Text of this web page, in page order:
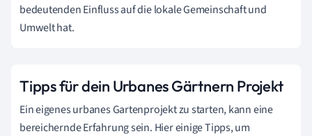
bedeutenden Einfluss auf die lokale Gemeinschaft und
Umwelt hat.
Tipps für dein Urbanes Gärtnern Projekt
Ein eigenes urbanes Gartenprojekt zu starten, kann eine
bereichernde Erfahrung sein. Hier einige Tipps, um